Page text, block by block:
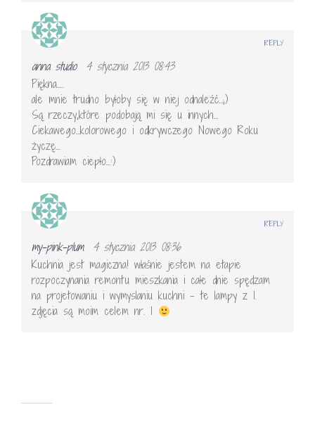
anna studio
4 stycznia 2013 08:43
Piękna…..
ale mnie trudno byłoby się w niej odnaleźć…;)
Są rzeczy,które podobają mi się u innych…
Ciekawego…kolorowego i odkrywczego Nowego Roku
życzę…
Pozdrawiam ciepło…:)
REPLY
my-pink-plum
4 stycznia 2013 08:36
Kuchnia jest magiczna! właśnie jestem na etapie
rozpoczynania remontu mieszkania i całe dnie spędzam
na projetowaniu i wymyslaniu kuchni – te lampy z 1.
zdjęcia są moim celem nr. 1
REPLY